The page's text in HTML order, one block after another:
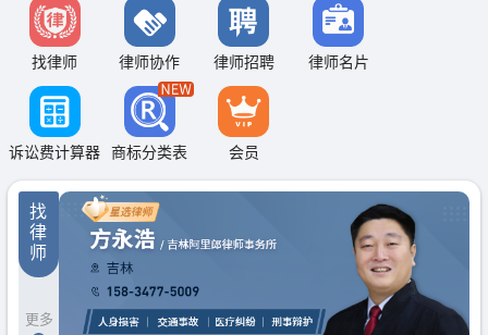
找律师 律师协作 律师招聘 律师名片
诉讼费计算器 商标分类表 会员
找
律
师
更多